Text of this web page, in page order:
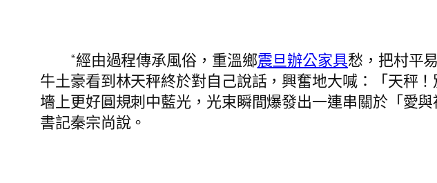
“經由過程傳承風俗，重溫鄉震旦辦公家具愁，把村平
牛土豪看到林天秤終於對自己說話，興奮地大喊：「天秤
墻上更好圓規刺中藍光，光束瞬間爆發出一連串關於「愛
書記秦宗尚說。